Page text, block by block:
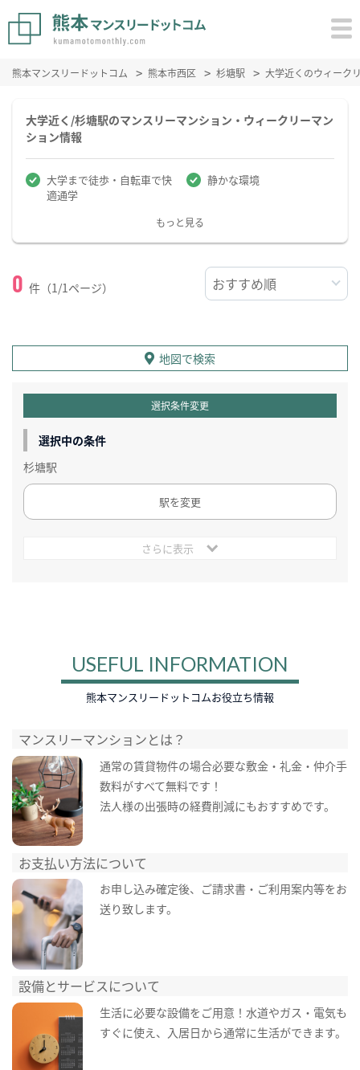
熊本マンスリードットコム 熊本市西区 杉塘駅 大学近くのウィーク
大学近く/杉塘駅のマンスリーマンション・ウィークリーマン
ション情報
大学まで徒歩・自転車で快
適通学
静かな環境
もっと見る
0 件（1/1ページ）
地図で検索
選択条件変更
選択中の条件
杉塘駅
駅を変更
さらに表示
USEFUL INFORMATION
熊本マンスリードットコムお役立ち情報
マンスリーマンションとは？
通常の賃貸物件の場合必要な敷金・礼金・仲介手
数料がすべて無料です！
法人様の出張時の経費削減にもおすすめです。
お支払い方法について
お申し込み確定後、ご請求書・ご利用案内等をお
送り致します。
設備とサービスについて
生活に必要な設備をご用意！水道やガス・電気も
すぐに使え、入居日から通常に生活ができます。